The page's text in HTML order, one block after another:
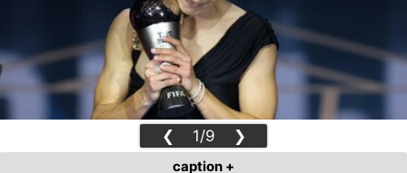
❮ 1/9 ❯
caption +